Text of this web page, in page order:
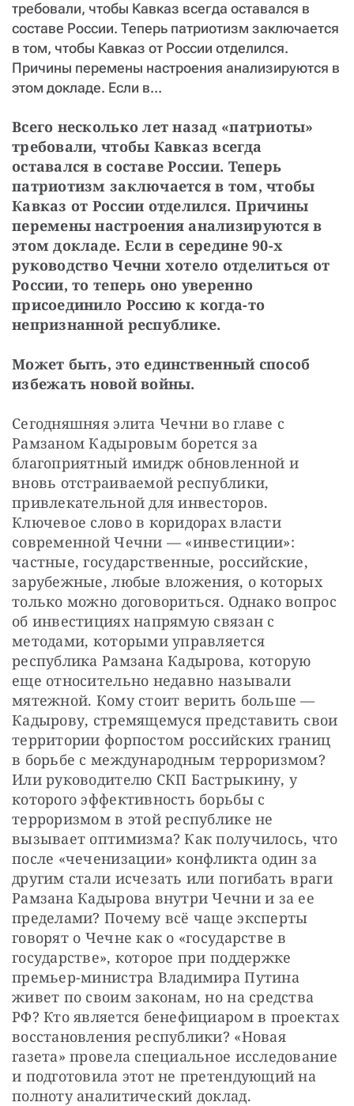
требовали, чтобы Кавказ всегда оставался в
составе России. Теперь патриотизм заключается
в том, чтобы Кавказ от России отделился.
Причины перемены настроения анализируются в
этом докладе. Если в...
Всего несколько лет назад «патриоты»
требовали, чтобы Кавказ всегда
оставался в составе России. Теперь
патриотизм заключается в том, чтобы
Кавказ от России отделился. Причины
перемены настроения анализируются в
этом докладе. Если в середине 90-х
руководство Чечни хотело отделиться от
России, то теперь оно уверенно
присоединило Россию к когда-то
непризнанной республике.
Может быть, это единственный способ
избежать новой войны.
Сегодняшняя элита Чечни во главе с
Рамзаном Кадыровым борется за
благоприятный имидж обновленной и
вновь отстраиваемой республики,
привлекательной для инвесторов.
Ключевое слово в коридорах власти
современной Чечни — «инвестиции»:
частные, государственные, российские,
зарубежные, любые вложения, о которых
только можно договориться. Однако вопрос
об инвестициях напрямую связан с
методами, которыми управляется
республика Рамзана Кадырова, которую
еще относительно недавно называли
мятежной. Кому стоит верить больше —
Кадырову, стремящемуся представить свои
территории форпостом российских границ
в борьбе с международным терроризмом?
Или руководителю СКП Бастрыкину, у
которого эффективность борьбы с
терроризмом в этой республике не
вызывает оптимизма? Как получилось, что
после «чеченизации» конфликта один за
другим стали исчезать или погибать враги
Рамзана Кадырова внутри Чечни и за ее
пределами? Почему всё чаще эксперты
говорят о Чечне как о «государстве в
государстве», которое при поддержке
премьер-министра Владимира Путина
живет по своим законам, но на средства
РФ? Кто является бенефициаром в проектах
восстановления республики? «Новая
газета» провела специальное исследование
и подготовила этот не претендующий на
полноту аналитический доклад.
СТАТЬ СОУЧАСТНИКОМ
ПОДЕЛИТЬСЯ С ДРУЗЬЯМИ
Если у вас есть вопросы, пишите
звоните:
+7 (929) 612-03-68